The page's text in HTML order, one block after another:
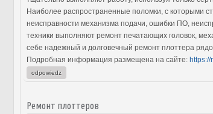
Наиболее распространенные поломки, с которыми
неисправности механизма подачи, ошибки ПО,
техники выполняют ремонт печатающих головок,
себе надежный и долговечный ремонт плоттера
Подробная информация размещена на сайте: https://
odpowiedz
Ремонт плоттеров